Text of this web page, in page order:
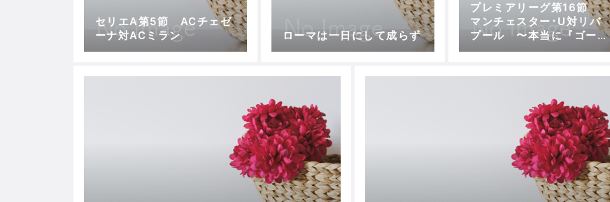
セリエA第5節 ACチェゼ
ーナ対ACミラン
ローマは一日にして成らず
プレミアリーグ第16節
マンチェスター･U対リバ
プール 〜本当に『ゴール
が足りなかった』だけなの